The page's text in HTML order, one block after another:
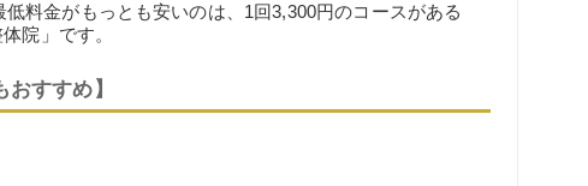
料金がもっとも安いのは、1回3,300円のコースがある
院」です。
すすめ】